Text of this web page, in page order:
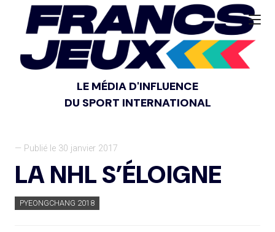
LE MÉDIA D'INFLUENCE
DU SPORT INTERNATIONAL
— Publié le 30 janvier 2017
LA NHL S’ÉLOIGNE
PYEONGCHANG 2018